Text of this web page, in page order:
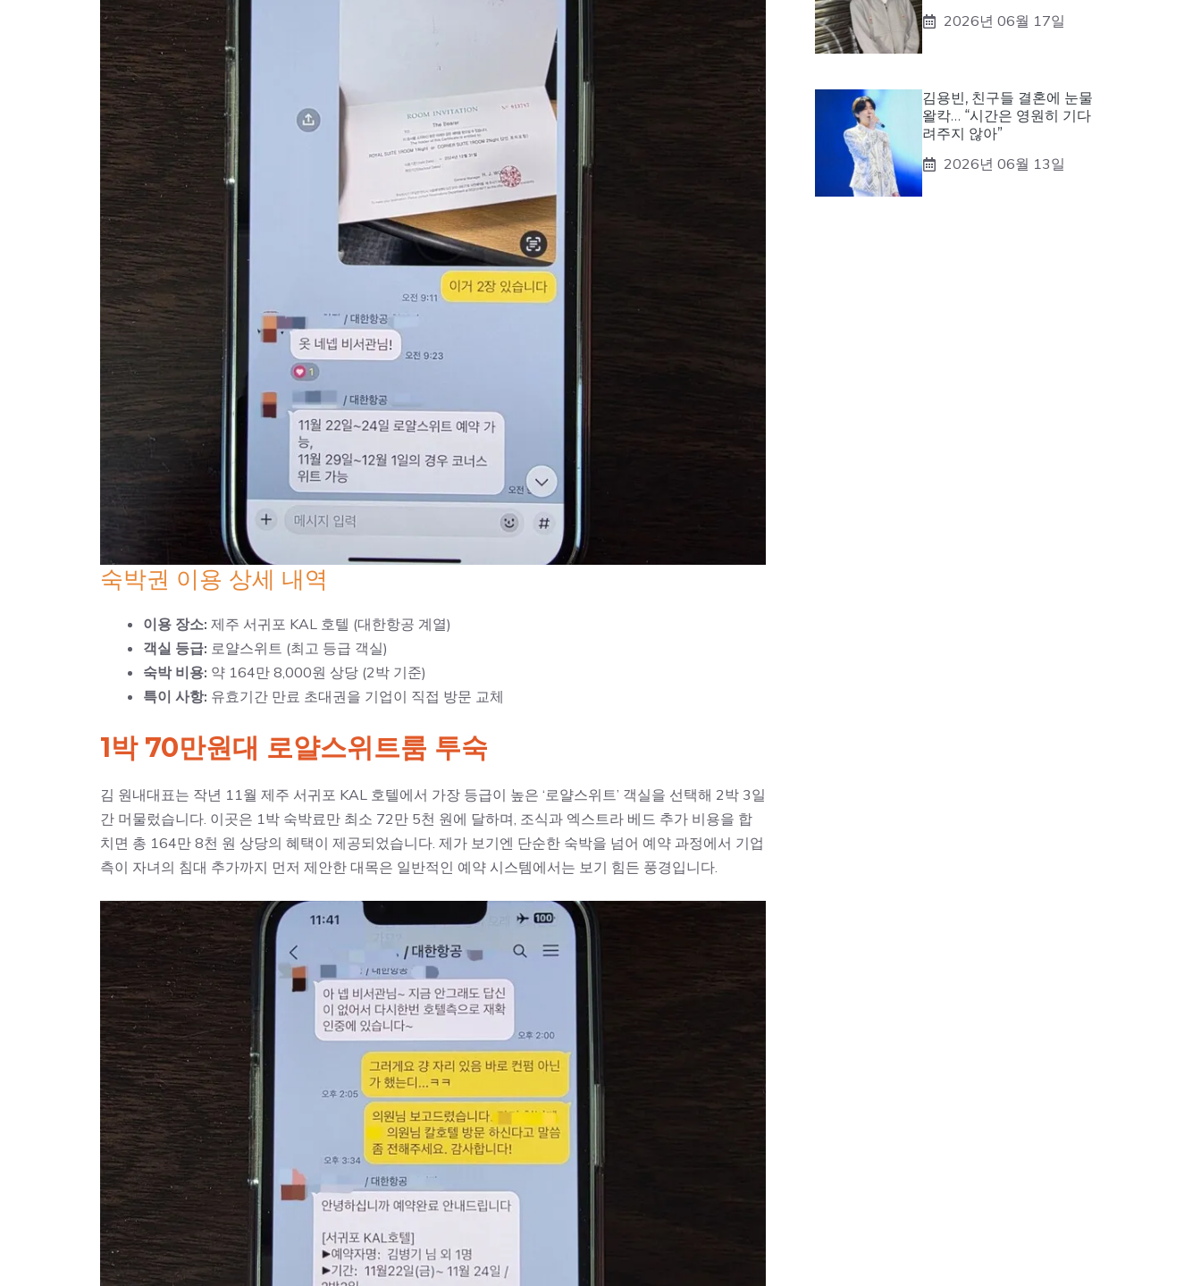
숙박권 이용 상세 내역
이용 장소: 제주 서귀포 KAL 호텔 (대한항공 계열)
객실 등급: 로얄스위트 (최고 등급 객실)
숙박 비용: 약 164만 8,000원 상당 (2박 기준)
특이 사항: 유효기간 만료 초대권을 기업이 직접 방문 교체
1박 70만원대 로얄스위트룸 투숙
김 원내대표는 작년 11월 제주 서귀포 KAL 호텔에서 가장 등급이 높은 ‘로얄스위트’ 객실을 선택해 2박 3일
간 머물렀습니다. 이곳은 1박 숙박료만 최소 72만 5천 원에 달하며, 조식과 엑스트라 베드 추가 비용을 합
치면 총 164만 8천 원 상당의 혜택이 제공되었습니다. 제가 보기엔 단순한 숙박을 넘어 예약 과정에서 기업
측이 자녀의 침대 추가까지 먼저 제안한 대목은 일반적인 예약 시스템에서는 보기 힘든 풍경입니다.
2026년 06월 17일
김용빈, 친구들 결혼에 눈물
왈칵… “시간은 영원히 기다
려주지 않아”
2026년 06월 13일